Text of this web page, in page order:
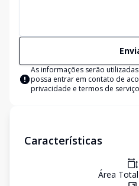
As informações serão
possa entrar em contato de
privacidade e termos de serviço
Características
Área Total